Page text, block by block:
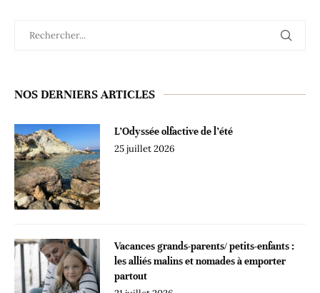
NOS DERNIERS ARTICLES
L’Odyssée olfactive de l’été
25 juillet 2026
Vacances grands-parents/ petits-enfants :
les alliés malins et nomades à emporter
partout